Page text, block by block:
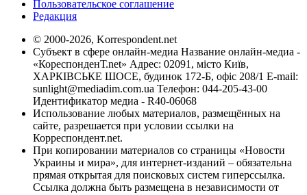
Пользовательское соглашение
Редакция
© 2000-2026, Korrespondent.net
Субъект в сфере онлайн-медиа Название онлайн-медиа -
«КореспонденТ.net» Адрес: 02091, місто Київ,
ХАРКІВСЬКЕ ШОСЕ, будинок 172-Б, офіс 208/1 E-mail:
sunlight@mediadim.com.ua Телефон: 044-205-43-00
Идентификатор медиа - R40-06068
Использование любых материалов, размещённых на
сайте, разрешается при условии ссылки на
Корреспондент.net.
При копировании материалов со страницы «Новости
Украины и мира», для интернет-изданий – обязательна
прямая открытая для поисковых систем гиперссылка.
Ссылка должна быть размещена в независимости от